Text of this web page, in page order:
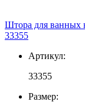
Штора для ванных
33355
Артикул:
33355
Размер: